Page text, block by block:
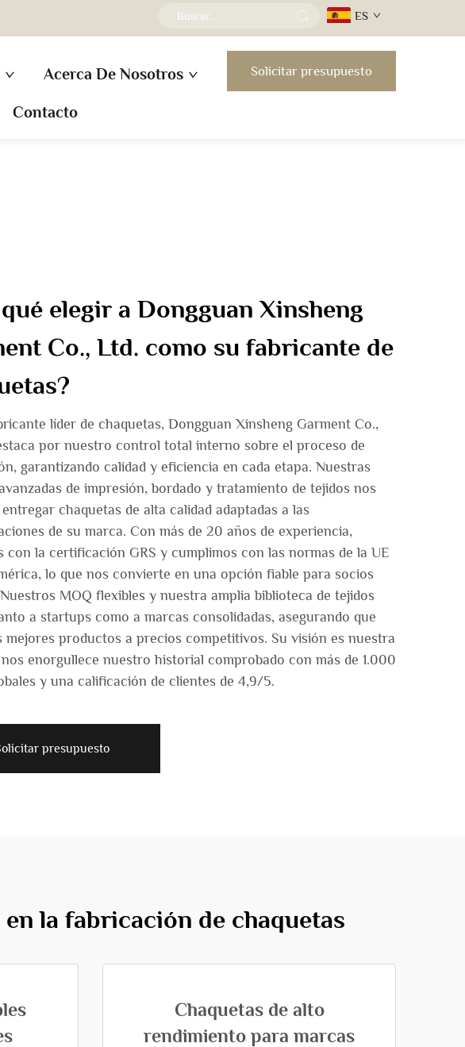
ES
Acerca De Nosotros
Contacto
Solicitar presupuesto
elegir a Dongguan Xinsheng
Co., Ltd. como su fabricante de
líder de chaquetas, Dongguan Xinsheng Garment Co.,
por nuestro control total interno sobre el proceso de
garantizando calidad y eficiencia en cada etapa. Nuestras
de impresión, bordado y tratamiento de tejidos nos
chaquetas de alta calidad adaptadas a las
de su marca. Con más de 20 años de experiencia,
con la certificación GRS y cumplimos con las normas de la UE
lo que nos convierte en una opción fiable para socios
MOQ flexibles y nuestra amplia biblioteca de tejidos
a startups como a marcas consolidadas, asegurando que
mejores productos a precios competitivos. Su visión es nuestra
enorgullece nuestro historial comprobado con más de 1.000
y una calificación de clientes de 4,9/5.
presupuesto
la fabricación de chaquetas
Chaquetas de alto
rendimiento para marcas